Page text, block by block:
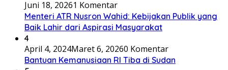
Juni 18, 20261 Komentar
Menteri ATR Nusron Wahid: Kebijakan Publik yang
Baik Lahir dari Aspirasi Masyarakat
4
April 4, 2024Maret 6, 20260 Komentar
Bantuan Kemanusiaan RI Tiba di Sudan